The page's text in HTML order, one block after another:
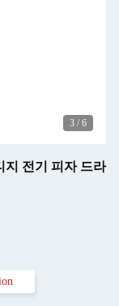
3 / 6
지 전기 피자 드라